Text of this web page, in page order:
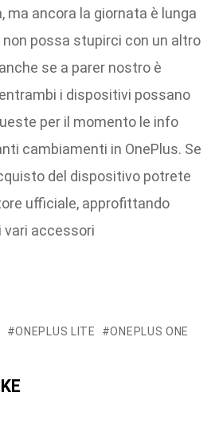
ma ancora la giornata è lunga
possa stupirci con un altro
se a parer nostro è
i dispositivi possano
per il momento le info
cambiamenti in OnePlus. Se
del dispositivo potrete
ufficiale, approfittando
vari accessori
ONEPLUS LITE ONEPLUS ONE